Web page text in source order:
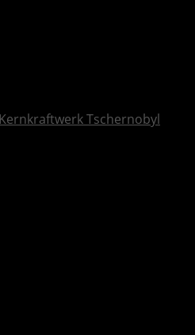
Tschernobyl